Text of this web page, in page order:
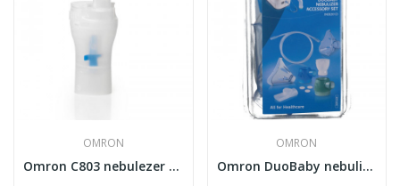
OMRON
Omron C803 nebulezer kit
OMRON
Omron DuoBaby nebuliser accessory set